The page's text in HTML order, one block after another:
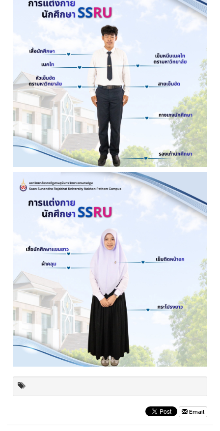
Email